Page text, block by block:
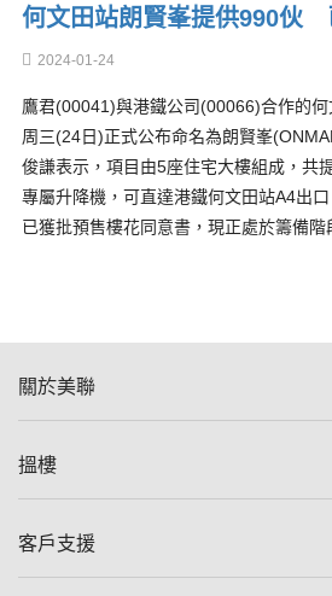
何文田站朗賢峯提供990伙
2024-01-24
鷹君(00041)與港鐵公司(00066)合作的
周三(24日)正式公布命名為朗賢峯
俊謙表示，項目由5座住宅大樓組成，共
專屬升降機，可直達港鐵何文田站A4出
已獲批預售樓花同意書，現正處於籌備階
關於美聯
美聯集團
人才招募
搵樓
一手新盤
客戶支援